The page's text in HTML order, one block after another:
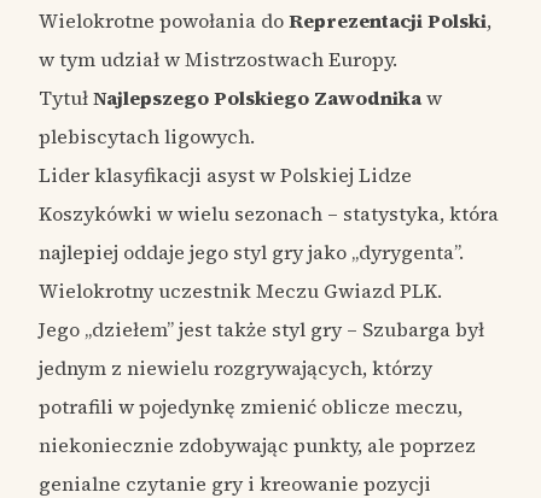
Wielokrotne powołania doReprezentacji Polski,
w tym udział w Mistrzostwach Europy.
TytułNajlepszego Polskiego Zawodnikaw
plebiscytach ligowych.
Lider klasyfikacji asyst w Polskiej Lidze
Koszykówki w wielu sezonach – statystyka, która
najlepiej oddaje jego styl gry jako „dyrygenta”.
Wielokrotny uczestnik Meczu Gwiazd PLK.
Jego „dziełem” jest także styl gry – Szubarga był
jednym z niewielu rozgrywających, którzy
potrafili w pojedynkę zmienić oblicze meczu,
niekoniecznie zdobywając punkty, ale poprzez
genialne czytanie gry i kreowanie pozycji